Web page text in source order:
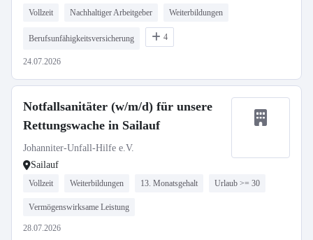
Vollzeit Nachhaltiger Arbeitgeber Weiterbildungen
Berufsunfähigkeitsversicherung 4
24.07.2026
Notfallsanitäter (w/m/d) für unsere
Rettungswache in Sailauf
Johanniter-Unfall-Hilfe e.V.
Sailauf
Vollzeit Weiterbildungen 13. Monatsgehalt Urlaub >= 30
Vermögenswirksame Leistung
28.07.2026